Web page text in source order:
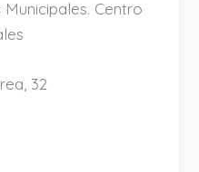
Centro
32